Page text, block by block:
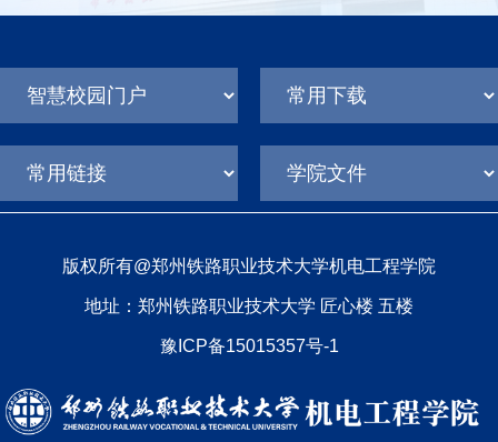
版权所有@郑州铁路职业技术大学机电工程学院
地址：郑州铁路职业技术大学 匠心楼 五楼
豫ICP备15015357号-1